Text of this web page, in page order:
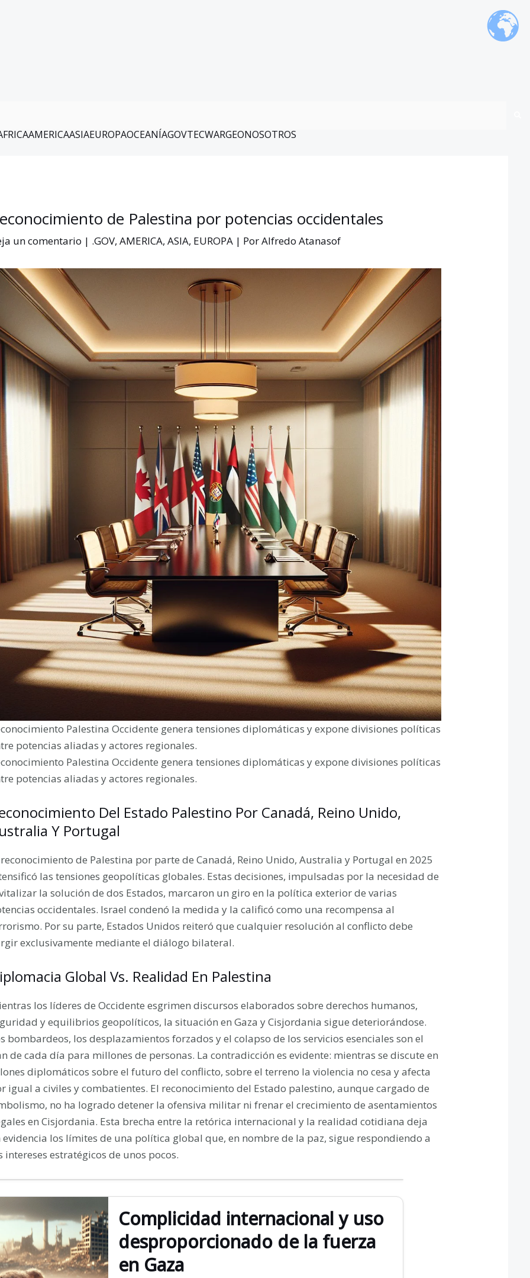
AMERICAASIAEUROPAOCEANÍAGOVTECWARGEONOSOTROS
de Palestina por potencias occidentales
un comentario | .GOV, AMERICA, ASIA, EUROPA| PorAlfredo Atanasof
Palestina Occidente genera tensiones diplomáticas y expone divisiones políticas
potencias aliadas y actores regionales.
Palestina Occidente genera tensiones diplomáticas y expone divisiones políticas
potencias aliadas y actores regionales.
Del Estado Palestino Por Canadá, Reino Unido,
Y Portugal
de Palestina por parte de Canadá, Reino Unido, Australia y Portugal en 2025
las tensiones geopolíticas globales. Estas decisiones, impulsadas por la necesidad de
la solución de dos Estados, marcaron un giro en la política exterior de varias
occidentales. Israel condenó la medida y la calificó como una recompensa al
Por su parte, Estados Unidos reiteró que cualquier resolución al conflicto debe
exclusivamente mediante el diálogo bilateral.
Global Vs. Realidad En Palestina
los líderes de Occidente esgrimen discursos elaborados sobre derechos humanos,
y equilibrios geopolíticos, la situación en Gaza y Cisjordania sigue deteriorándose.
bombardeos, los desplazamientos forzados y el colapso de los servicios esenciales son el
de cada día para millones de personas. La contradicción es evidente: mientras se discute en
diplomáticos sobre el futuro del conflicto, sobre el terreno la violencia no cesa y afecta
igual a civiles y combatientes. El reconocimiento del Estado palestino, aunque cargado de
no ha logrado detener la ofensiva militar ni frenar el crecimiento de asentamientos
en Cisjordania. Esta brecha entre la retórica internacional y la realidad cotidiana deja
evidencia los límites de una política global que, en nombre de la paz, sigue respondiendo a
intereses estratégicos de unos pocos.
Complicidad internacional y uso
desproporcionado de la fuerza
en Gaza